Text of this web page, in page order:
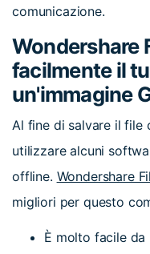
comunicazione.
Wondershare
facilmente il
un'immagine
Al fine di salvare il file
utilizzare alcuni
offline. Wondershare
migliori per questo
È molto facile da